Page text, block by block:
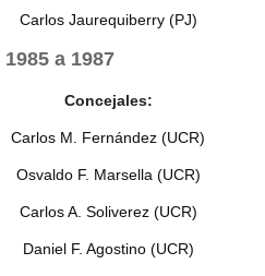
Carlos Jaurequiberry (PJ)
1985 a 1987
Concejales:
Carlos M. Fernández (UCR)
Osvaldo F. Marsella (UCR)
Carlos A. Soliverez (UCR)
Daniel F. Agostino (UCR)